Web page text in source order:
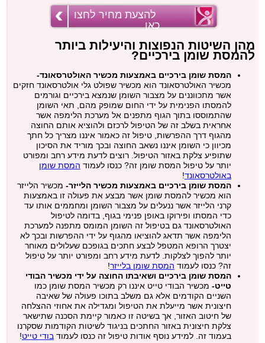
להצעת מחיר לחצו
כאן
מהן השיטות הנפוצות והיעילות ביותר
להמסת שומן בירכיים?
המסת שומן בירכיים באמצעות מכשיר האולטרסאונד-
מכשיר האולטרסאונד הוא מכשיר שפולט גלי אולטרסאונד חזקים
אשר מתכווננים על מצבור השומן שנמצא בירכיים וגורמים
להמסתו הפנימית על ידי החום שמופק מהם, תאי השומן
שהתמוססו בתוך הגוף מתפנים אל מערכת הלימפה אשר
אחראית בשלב זה של הטיפול לרכזם ולהוציא אותם החוצה
מהגוף דרך ההפרשות, טיפול זה כאמור איננו מצריך כל חתך
מכיוון כי השומן איננו נשאב החוצה ובכך מוריד את הסיכון
שתופיע צלקת באזור הטיפול. רוצים לדעת מידע רחב ומפורט
יותר על טיפול המסת שומן זה? כנסו לעמוד המסת שומן
באולטרסאונד!
המסת שומן בירכיים באמצעות מכשיר הלייזר- מכשיר הלייזר
הוא מכשיר להמסת שומן אשר מבצע את פעולה זו באמצעות
קרני הלייזר אשר ננעלים על מצבור השומן ומחממים אותו עד
כדי המסתו ופירוקו באופן פנימי בגוף, בדומה לטיפול
האולטרסאונד גם בטיפול זה השומן המומס מתפנה למערכת
הלימפה אשר תדאג להוציאו מהגוף על ידי ההפרשות ובכך לא
יצטרך הרופא המטפל לבצע חתכים בגופכם שעלולים מאוחר
יותר להפוך לצלקות. לדעת מידע רחב ומפורט יותר על טיפול
זה? כנסו לעמוד המסת שומן בלייזר!
המסת שומן בירכיים ושאיבתו החוצה על ידי מכשיר הבודי
טייט- מכשיר הבודי טייט איננו רק מכשיר המסת שומן כמו
השניים הקודמים אלא גם משלב בתוכו פעולה של שאיבה
חיצונית אשר מייעלת את הטיפול ומגדילה את אחוזי ההצלחה
של חיטוב האזור, אך בשיטה זו כאמור קיימת הסכנה שתישאר
צלקת חיצונית באזור החתכים בניגוד לשיטות הקודמות שסקרנו
בעמוד זה. למידע נוסף אודות טיפול זה כנסו לעמודבודי טייט!